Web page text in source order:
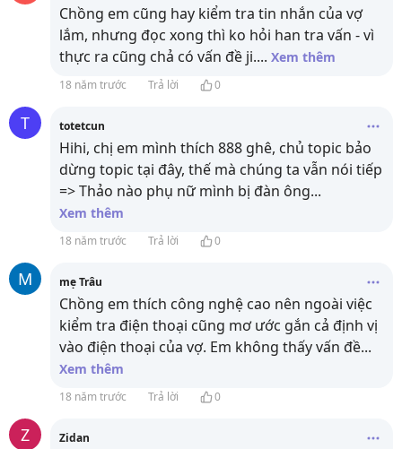
Chồng em cũng hay kiểm tra tin nhắn của vợ
lắm, nhưng đọc xong thì ko hỏi han tra vấn - vì
thực ra cũng chả có vấn đề ji.... Xem thêm
18 năm trước Trả lời 0
T totetcun
Hihi, chị em mình thích 888 ghê, chủ topic bảo
dừng topic tại đây, thế mà chúng ta vẫn nói tiếp
=> Thảo nào phụ nữ mình bị đàn ông...
Xem thêm
18 năm trước Trả lời 0
M mẹ Trâu
Chồng em thích công nghệ cao nên ngoài việc
kiểm tra điện thoại cũng mơ ước gắn cả định vị
vào điện thoại của vợ. Em không thấy vấn đề...
Xem thêm
18 năm trước Trả lời 0
Z Zidan